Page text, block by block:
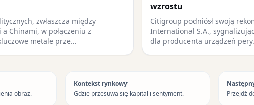
zwłaszcza między
Chinami, w połączeniu z
metale prze…
wzrostu
Citigroup podniósł swoją
International S.A.,
dla producenta urządzeń
obraz.
Kontekst rynkowy
Gdzie przesuwa się kapitał i sentyment.
Przejdź